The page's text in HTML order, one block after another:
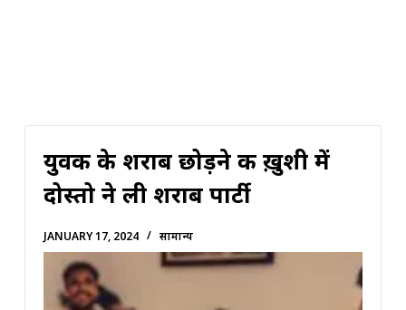
युवक के शराब छोड़ने की ख़ुशी में
दोस्तो ने ली शराब पार्टी
JANUARY 17, 2024 सामान्य